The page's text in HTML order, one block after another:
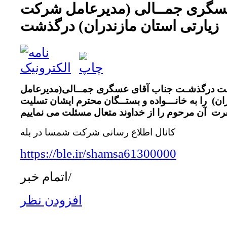
جمــالی (مدیرعامل شرکت
زیارتی استان مازندران) درگذشت
درگذشـت جناب آقای عسگری جمــالی(مدیرعامل
را به خانـــواده و بستــگان محترم ایشان تسلیت
کانال اطلاع رسانی شرکت شمسا در بله
https://ble.ir/shamsa61300000
اتمام خبر/
افزودن نظر